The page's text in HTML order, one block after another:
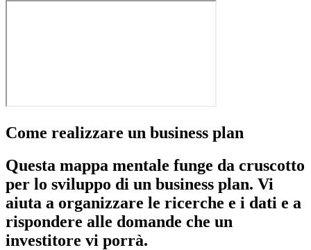
Come realizzare un business plan
Questa mappa mentale funge da cruscotto
per lo sviluppo di un business plan. Vi
aiuta a organizzare le ricerche e i dati e a
rispondere alle domande che un
investitore vi porrà.